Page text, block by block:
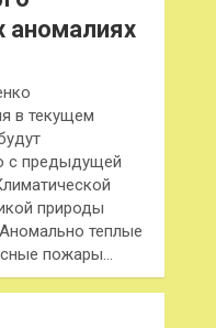
аномалиях
в текущем
с предыдущей
природы
теплые
пожары…